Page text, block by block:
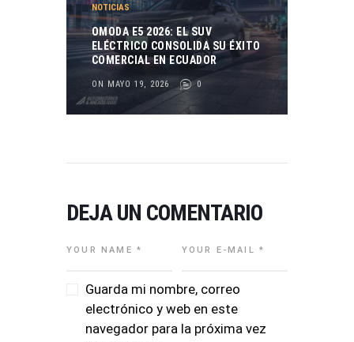
NOTICIAS
OMODA E5 2026: EL SUV
ELÉCTRICO CONSOLIDA SU ÉXITO
COMERCIAL EN ECUADOR
ON MAYO 19, 2026 0
DEJA UN COMENTARIO
Guarda mi nombre, correo
electrónico y web en este
navegador para la próxima vez